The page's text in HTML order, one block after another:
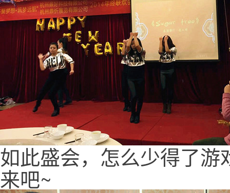
如此盛会，怎么少得了
来吧~